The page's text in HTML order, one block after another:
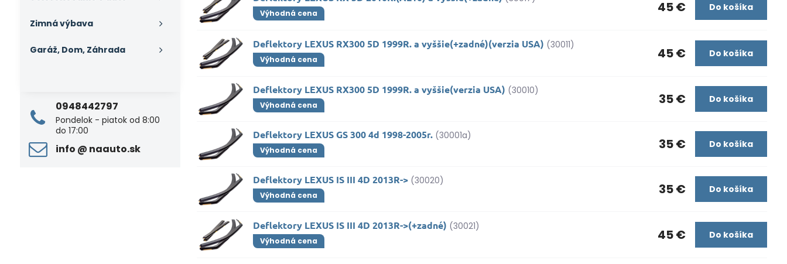
Výhodná cena 45 € Do košíka
Deflektory LEXUS RX300 5D 1999R. a vyššie(+zadné)(verzia USA) (30011)
Výhodná cena 45 € Do košíka
Deflektory LEXUS RX300 5D 1999R. a vyššie(verzia USA) (30010)
Výhodná cena 35 € Do košíka
Deflektory LEXUS GS 300 4d 1998-2005r. (30001a)
Výhodná cena 35 € Do košíka
Deflektory LEXUS IS III 4D 2013R-> (30020)
Výhodná cena 35 € Do košíka
Deflektory LEXUS IS III 4D 2013R->(+zadné) (30021)
Výhodná cena 45 € Do košíka
0948442797
Pondelok - piatok od 8:00
do 17:00
info ​@ naauto​.sk
Zimná výbava
Garáž, Dom, Záhrada